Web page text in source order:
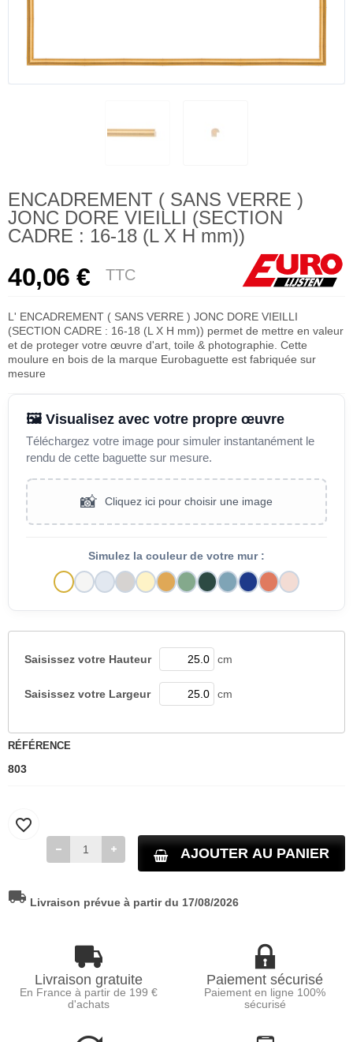
ENCADREMENT ( SANS VERRE )
JONC DORE VIEILLI (SECTION
CADRE : 16-18 (L X H mm))
40,06 € TTC
L' ENCADREMENT ( SANS VERRE ) JONC DORE VIEILLI
(SECTION CADRE : 16-18 (L X H mm)) permet de mettre en valeur
et de proteger votre œuvre d'art, toile & photographie. Cette
moulure en bois de la marque Eurobaguette est fabriquée sur
mesure
🖼️ Visualisez avec votre propre œuvre
Téléchargez votre image pour simuler instantanément le
rendu de cette baguette sur mesure.
📸 Cliquez ici pour choisir une image
Simulez la couleur de votre mur :
Saisissez votre Hauteur cm
Saisissez votre Largeur cm
RÉFÉRENCE
803
AJOUTER AU PANIER
favorite_border
local_shipping Livraison prévue à partir du 17/08/2026
Livraison gratuite
En France à partir de 199 €
d'achats
Paiement sécurisé
Paiement en ligne 100%
sécurisé